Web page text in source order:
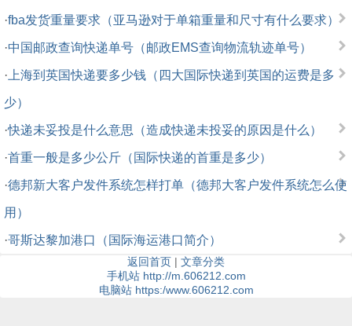
·fba发货重量要求（亚马逊对于单箱重量和尺寸有什么要求）
·中国邮政查询快递单号（邮政EMS查询物流轨迹单号）
· 上海到英国快递要多少钱（四大国际快递到英国的运费是多
少）
·快递未妥投是什么意思（造成快递未投妥的原因是什么）
·首重一般是多少公斤（国际快递的首重是多少）
·德邦新大客户发件系统怎样打单（德邦大客户发件系统怎么使
用）
·哥斯达黎加港口（国际海运港口简介）
返回首页 | 文章分类
手机站 http://m.606212.com
电脑站 https:/www.606212.com